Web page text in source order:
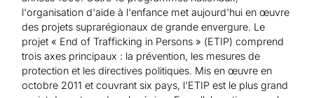
l'organisation d'aide à l'enfance met aujourd'hui en œuvre
des projets suprarégionaux de grande envergure. Le
projet « End of Trafficking in Persons » (ETIP) comprend
trois axes principaux : la prévention, les mesures de
protection et les directives politiques. Mis en œuvre en
octobre 2011 et couvrant six pays, l'ETIP est le plus grand